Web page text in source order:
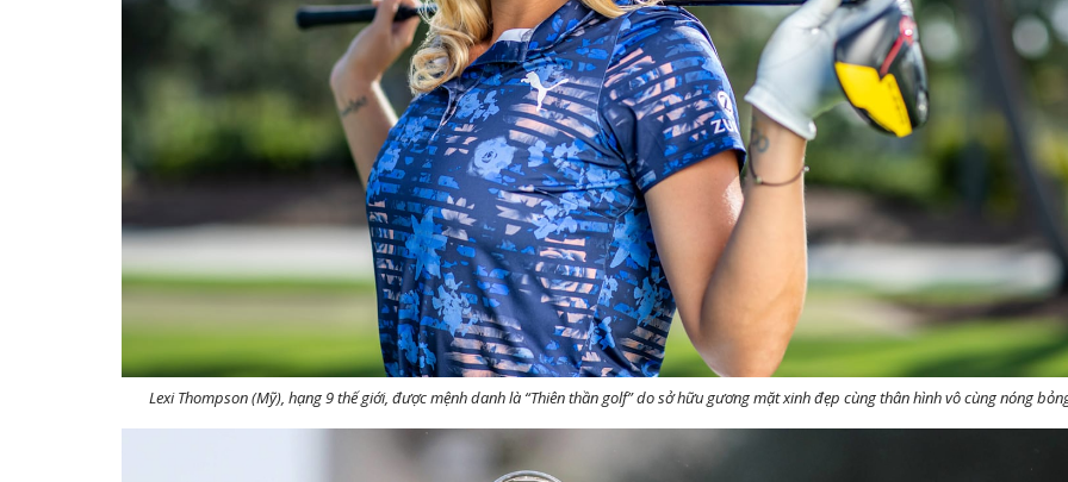
Lexi Thompson (Mỹ), hạng 9 thế giới, được mệnh danh là “Thiên thần golf” do sở hữu gương mặt xinh đẹp cùng thân hình vô cùng nóng